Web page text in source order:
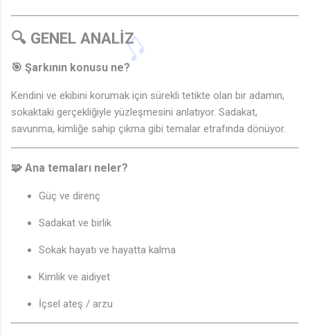
🔍 GENEL ANALİZ
🎯 Şarkının konusu ne?
Kendini ve ekibini korumak için sürekli tetikte olan bir adamın,
sokaktaki gerçekliğiyle yüzleşmesini anlatıyor. Sadakat,
savunma, kimliğe sahip çıkma gibi temalar etrafında dönüyor.
🧩 Ana temaları neler?
Güç ve direnç
Sadakat ve birlik
Sokak hayatı ve hayatta kalma
Kimlik ve aidiyet
İçsel ateş / arzu
🎵